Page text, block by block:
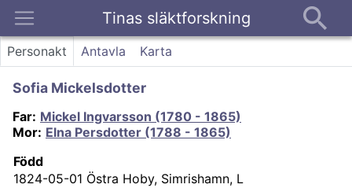
Tinas släktforskning
Kontakt
Personakt Antavla Karta
Sofia Mickelsdotter
Far: Mickel Ingvarsson (1780 - 1865)
Mor: Elna Persdotter (1788 - 1865)
Född
1824-05-01 Östra Hoby, Simrishamn, L